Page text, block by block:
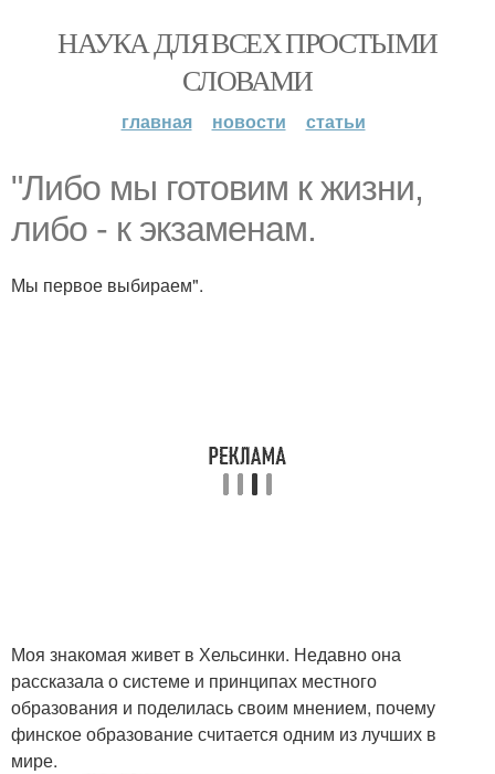
НАУКА ДЛЯ ВСЕХ ПРОСТЫМИ
СЛОВАМИ
главная новости статьи
"Либо мы готовим к жизни,
либо - к экзаменам.
Мы первое выбираем".
Моя знакомая живет в Хельсинки. Недавно она
рассказала о системе и принципах местного
образования и поделилась своим мнением, почему
финское образование считается одним из лучших в
мире.